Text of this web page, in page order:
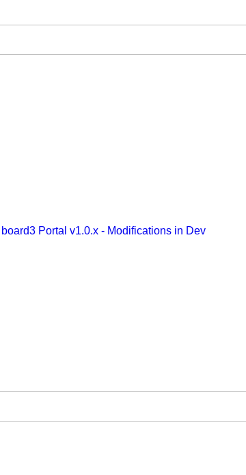
board3 Portal v1.0.x - Modifications in Dev